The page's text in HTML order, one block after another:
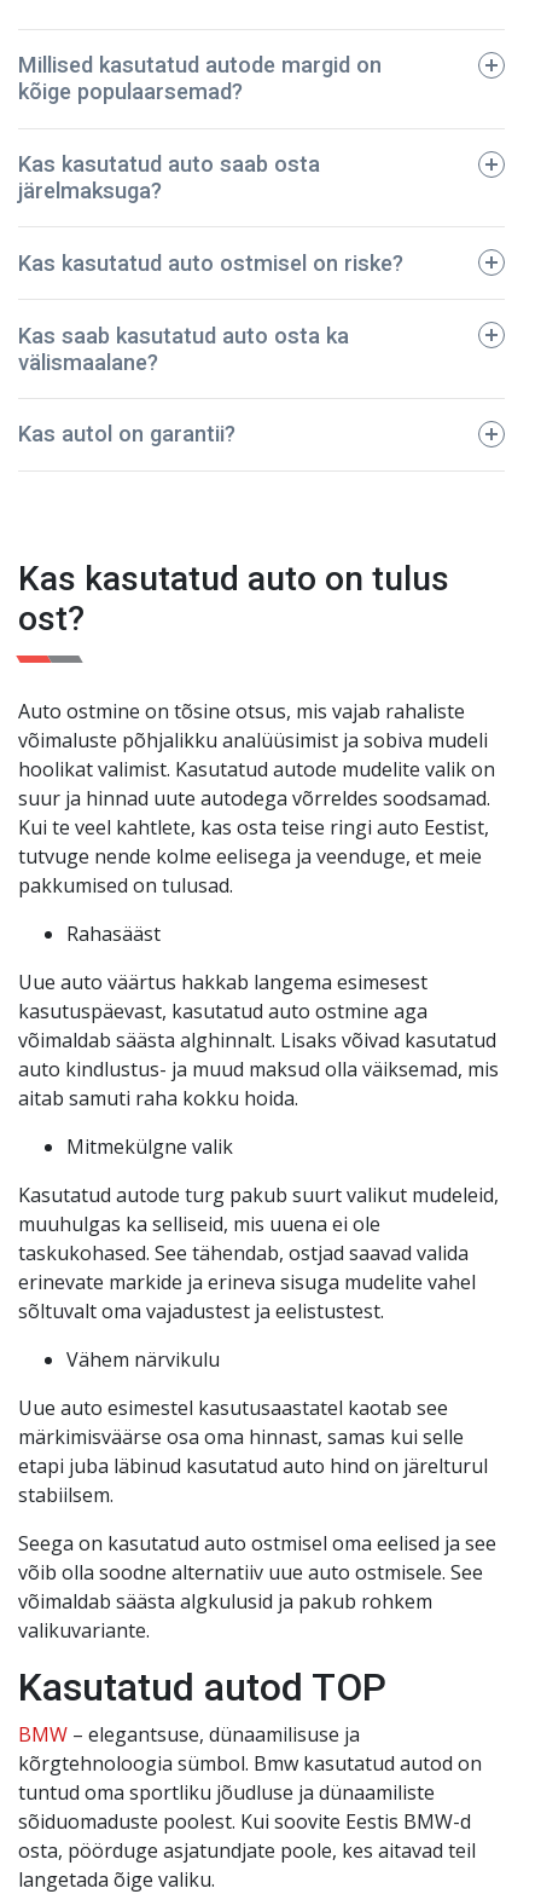
tehniline pass;
registreerimistalong;
kindlustuspoliis;
sõidukimaksu korrektset tasumist kinnitavad
dokumendid.
Millised kasutatud autode margid on
kõige populaarsemad?
BMW
Audi
Mazda
Volkswagen
Kas kasutatud auto saab osta
järelmaksuga?
Kas kasutatud auto ostmisel on riske?
Meie ettevõte on pidanud vastu – oleme müünud
korras. Seega võite olla kindel, et teie auto on
turvaline ja kestab kaua.
Kas saab kasutatud auto osta ka
välismaalane?
Kas autol on garantii?
esikohal!
Kas kasutatud auto on tulus
ost?
Auto ostmine on tõsine otsus, mis vajab rahaliste
võimaluste põhjalikku analüüsimist ja sobiva mudeli
hoolikat valimist. Kasutatud autode mudelite valik on
suur ja hinnad uute autodega võrreldes soodsamad.
Kui te veel kahtlete, kas osta teise ringi auto Eestist,
tutvuge nende kolme eelisega ja veenduge, et meie
pakkumised on tulusad.
Rahasääst
Uue auto väärtus hakkab langema esimesest
kasutuspäevast, kasutatud auto ostmine aga
võimaldab säästa alghinnalt. Lisaks võivad kasutatud
auto kindlustus- ja muud maksud olla väiksemad, mis
aitab samuti raha kokku hoida.
Mitmekülgne valik
Kasutatud autode turg pakub suurt valikut mudeleid,
muuhulgas ka selliseid, mis uuena ei ole
taskukohased. See tähendab, ostjad saavad valida
erinevate markide ja erineva sisuga mudelite vahel
sõltuvalt oma vajadustest ja eelistustest.
Vähem närvikulu
Uue auto esimestel kasutusaastatel kaotab see
märkimisväärse osa oma hinnast, samas kui selle
etapi juba läbinud kasutatud auto hind on järelturul
stabiilsem.
Seega on kasutatud auto ostmisel oma eelised ja see
võib olla soodne alternatiiv uue auto ostmisele. See
võimaldab säästa algkulusid ja pakub rohkem
valikuvariante.
Kasutatud autod TOP
BMW – elegantsuse, dünaamilisuse ja
kõrgtehnoloogia sümbol. Bmw kasutatud autod on
tuntud oma sportliku jõudluse ja dünaamiliste
sõiduomaduste poolest. Kui soovite Eestis BMW-d
osta, pöörduge asjatundjate poole, kes aitavad teil
langetada õige valiku.